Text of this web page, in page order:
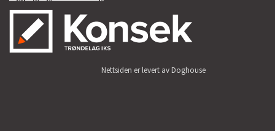
Nettsiden er levert av Doghouse